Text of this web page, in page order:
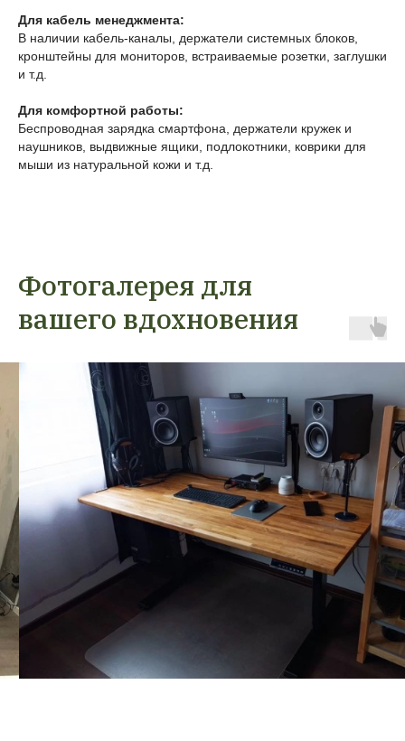
Для кабель менеджмента:
В наличии кабель-каналы, держатели системных блоков,
кронштейны для мониторов, встраиваемые розетки, заглушки
и т.д.
Для комфортной работы:
Беспроводная зарядка смартфона, держатели кружек и
наушников, выдвижные ящики, подлокотники, коврики для
мыши из натуральной кожи и т.д.
Фотогалерея для
вашего вдохновения